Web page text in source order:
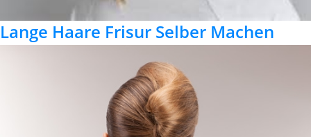
Lange Haare Frisur Selber Machen